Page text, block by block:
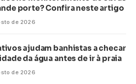
porte? Confira neste artigo
de 2026
ajudam banhistas a checar
da água antes de ir à praia
de 2026